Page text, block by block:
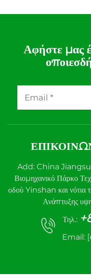
Αφήστε μας
Add: China Jiangsu
Βιομηχανικό Πάρκο
οδού Yinshan και νότια
Ανάπτυξης
Τηλ.:
Email: